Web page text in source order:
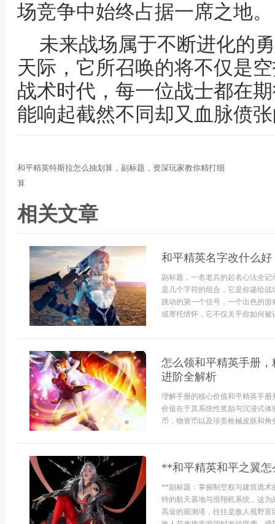
场竞争中始终占据一席之地。
未来战场属于不断进化的
天际，它所召唤的将不仅是
战术时代，每一位战士都在
能响起截然不同却又血脉偾
和平精英特斯拉怎么抽划算，副标题，资深玩家教你精打细
算
相关文章
和平精英名字改什么
副标题，一名老兵的起名心法全
是几个字符的组合，它是你递给
跳动的第一个信号，一个出色的
或寄托情怀，它不仅关乎你如何
怎么领和平精英手册
进阶全解析
理解手册的核心价值和平精英手
价值在于其系统性奖励与沉浸式
币，物资币以及珍贵枪械皮肤和角
**和平精英和平之翼
**副标题：掌握制空权与建筑诡
特的航天基地与滑翔机系统，这
高耸的观测塔，往往是敌人视野